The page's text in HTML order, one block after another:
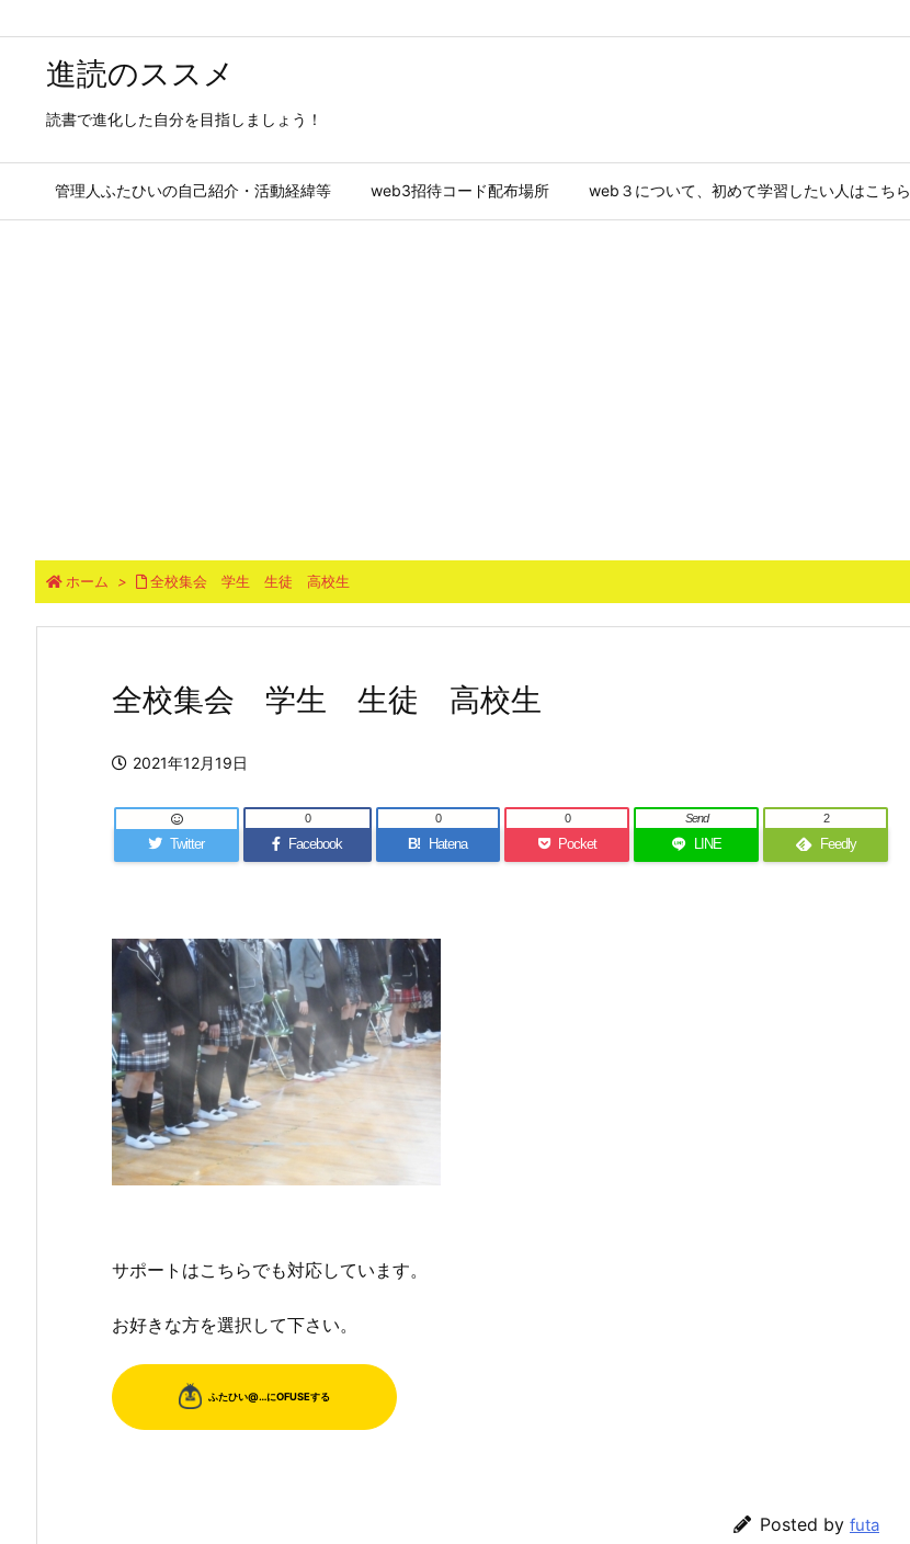
進読のススメ
読書で進化した自分を目指しましょう！
管理人ふたひいの自己紹介・活動経緯等 web3招待コード配布場所 web３について、初めて学習したい人はこちら
ホーム > 全校集会 学生 生徒 高校生
全校集会 学生 生徒 高校生
2021年12月19日
Twitter Facebook
0
B! Hatena
0
Pocket
0
LINE
Send
Feedly
2
サポートはこちらでも対応しています。
お好きな方を選択して下さい。
Posted by futa